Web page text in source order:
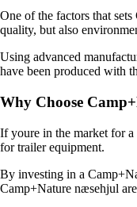
One of the factors that
quality, but also
Using advanced
have been produced with
Why Choose
If youre in the market for
for trailer equipment.
By investing in a
Camp+Nature næsehjul